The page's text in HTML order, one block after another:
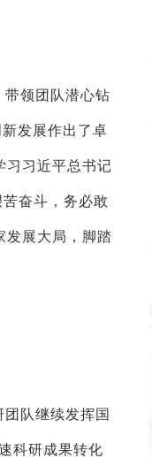
领团队潜心钻
发展作出了卓
习习近平总书记
奋斗，务必敢
发展大局，脚踏
队继续发挥国
科研成果转化